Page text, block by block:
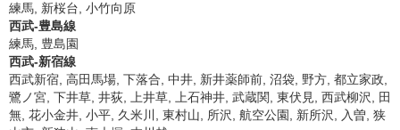
練馬, 新桜台, 小竹向原
西武-豊島線
練馬, 豊島園
西武-新宿線
西武新宿, 高田馬場, 下落合, 中井, 新井薬師前, 沼袋, 野方, 都立家政,
鷺ノ宮, 下井草, 井荻, 上井草, 上石神井, 武蔵関, 東伏見, 西武柳沢, 田
無, 花小金井, 小平, 久米川, 東村山, 所沢, 航空公園, 新所沢, 入曽, 狭